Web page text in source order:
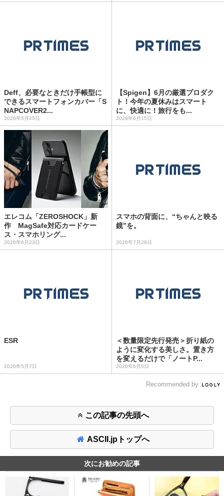
Deff、必要なときだけ手帳型に
できるスマートフォンカバー「S
NAPCOVER2...
2026年5月25日
【Spigen】6月の厳選プロダク
ト！今年の夏休みはスマート
に、快適に！旅行をも...
2026年6月15日
エレコム「ZEROSHOCK」新
作 MagSafe対応カードケー
ス・スマホリング...
2026年6月23日
スマホの背面に、“ちゃんと映る
鏡”を。
2026年7月28日
ESR
2026年5月7日
＜数量限定先行発売＞折り紙の
ように変化する美しさ。置き方
を変えるだけで「ノートP...
2026年6月5日
Recommended by
この記事の先頭へ
ASCII.jpトップへ
次にお勧めの記事